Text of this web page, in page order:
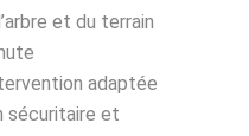
et du terrain
adaptée
sécuritaire et